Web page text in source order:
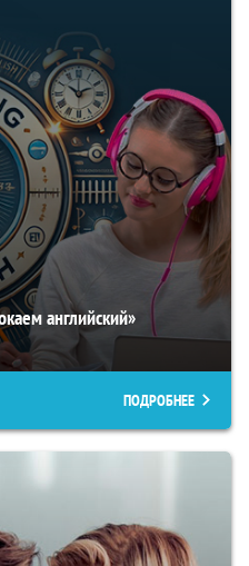
английский»
ПОДРОБНЕЕ